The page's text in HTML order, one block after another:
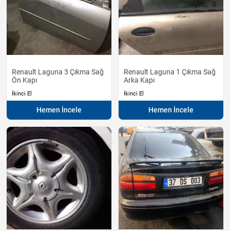
Renault Laguna 3 Çıkma Sağ
Ön Kapı
İkinci El
Hemen İncele
Renault Laguna 1 Çıkma Sağ
Arka Kapı
İkinci El
Hemen İncele